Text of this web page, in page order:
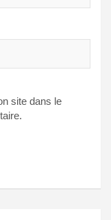
site dans le